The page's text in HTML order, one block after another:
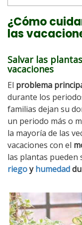
¿Cómo
las
Salvar las
vacaciones
El problema
durante los
familias dejan su
un periodo más o
la mayoría de las
vacaciones con el
las plantas
riegoyhumedad